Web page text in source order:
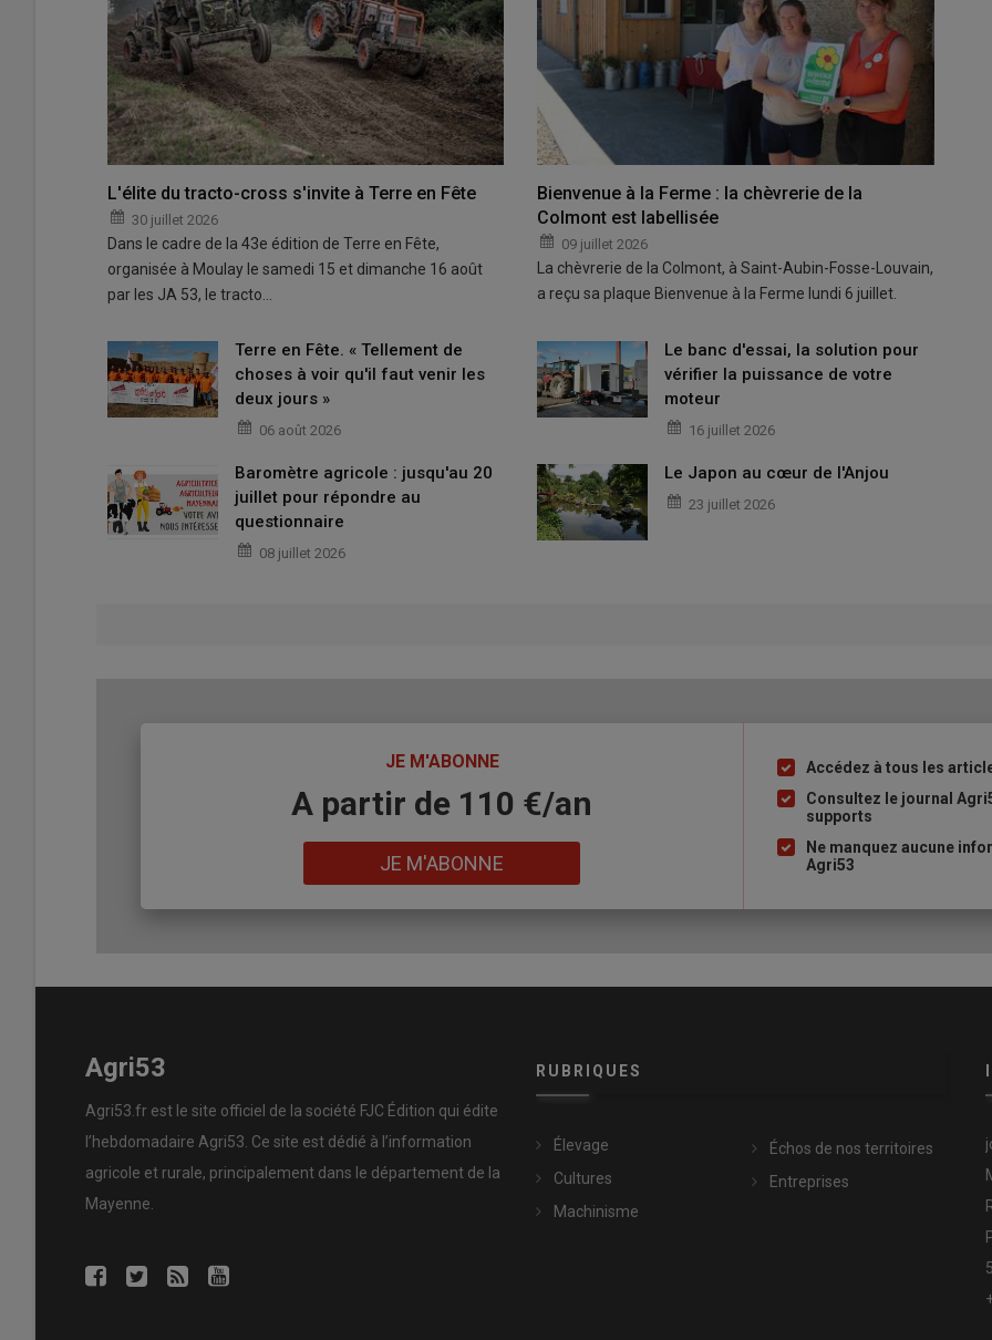
L'élite du tracto-cross s'invite à Terre en Fête
30 juillet 2026
Dans le cadre de la 43e édition de Terre en Fête,
organisée à Moulay le samedi 15 et dimanche 16 août
par les JA 53, le tracto…
Bienvenue à la Ferme : la chèvrerie de la
Colmont est labellisée
09 juillet 2026
La chèvrerie de la Colmont, à Saint-Aubin-Fosse-Louvain,
a reçu sa plaque Bienvenue à la Ferme lundi 6 juillet.
Terre en Fête. « Tellement de
choses à voir qu'il faut venir les
deux jours »
06 août 2026
Le banc d'essai, la solution pour
vérifier la puissance de votre
moteur
16 juillet 2026
Baromètre agricole : jusqu'au 20
juillet pour répondre au
questionnaire
08 juillet 2026
Le Japon au cœur de l'Anjou
23 juillet 2026
JE M'ABONNE
A partir de 110 €/an
JE M'ABONNE
Liste
à
puce
Accédez à tous les
Consultez le journal
supports
Ne manquez aucune
Agri53
Agri53
Agri53.fr est le site officiel de la société FJC Édition qui édite
l’hebdomadaire Agri53. Ce site est dédié à l’information
agricole et rurale, principalement dans le département de la
Mayenne.
RUBRIQUES
Élevage
Cultures
Machinisme
Échos de nos territoires
Entreprises